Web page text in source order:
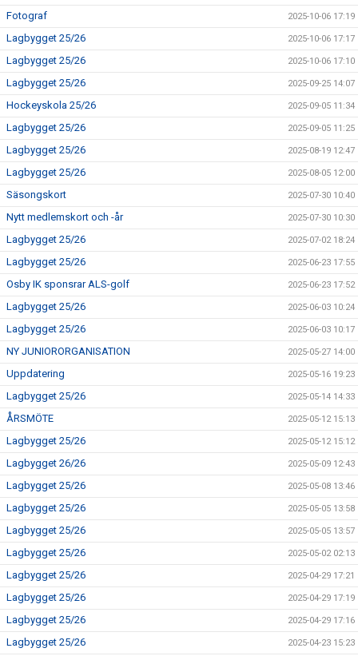
Fotograf 2025-10-06 17:19
Lagbygget 25/26 2025-10-06 17:17
Lagbygget 25/26 2025-10-06 17:10
Lagbygget 25/26 2025-09-25 14:07
Hockeyskola 25/26 2025-09-05 11:34
Lagbygget 25/26 2025-09-05 11:25
Lagbygget 25/26 2025-08-19 12:47
Lagbygget 25/26 2025-08-05 12:00
Säsongskort 2025-07-30 10:40
Nytt medlemskort och -år 2025-07-30 10:30
Lagbygget 25/26 2025-07-02 18:24
Lagbygget 25/26 2025-06-23 17:55
Osby IK sponsrar ALS-golf 2025-06-23 17:52
Lagbygget 25/26 2025-06-03 10:24
Lagbygget 25/26 2025-06-03 10:17
NY JUNIORORGANISATION 2025-05-27 14:00
Uppdatering 2025-05-16 19:23
Lagbygget 25/26 2025-05-14 14:33
ÅRSMÖTE 2025-05-12 15:13
Lagbygget 25/26 2025-05-12 15:12
Lagbygget 26/26 2025-05-09 12:43
Lagbygget 25/26 2025-05-08 13:46
Lagbygget 25/26 2025-05-05 13:58
Lagbygget 25/26 2025-05-05 13:57
Lagbygget 25/26 2025-05-02 02:13
Lagbygget 25/26 2025-04-29 17:21
Lagbygget 25/26 2025-04-29 17:19
Lagbygget 25/26 2025-04-29 17:16
Lagbygget 25/26 2025-04-23 15:23